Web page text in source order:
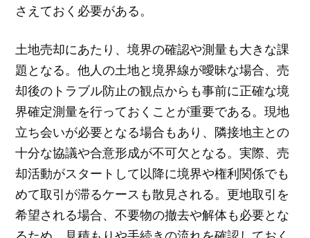
さえておく必要がある。
土地売却にあたり、境界の確認や測量も大きな課
題となる。他人の土地と境界線が曖昧な場合、売
却後のトラブル防止の観点からも事前に正確な境
界確定測量を行っておくことが重要である。現地
立ち会いが必要となる場合もあり、隣接地主との
十分な協議や合意形成が不可欠となる。実際、売
却活動がスタートして以降に境界や権利関係でも
めて取引が滞るケースも散見される。更地取引を
希望される場合、不要物の撤去や解体も必要とな